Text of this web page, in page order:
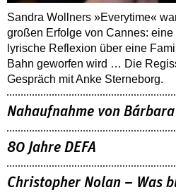
Sandra Wollners »Everytime«
großen Erfolge von Cannes:
lyrische Reflexion über eine
Bahn geworfen wird … Die
Gespräch mit Anke Sterneborg.
Nahaufnahme von
80 Jahre DEFA
Christopher Nolan – Was